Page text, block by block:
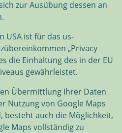
zur Ausübung dessen an
USA ist für das us-
„Privacy
die Einhaltung des in der EU
gewährleistet.
Übermittlung Ihrer Daten
Nutzung von Google Maps
besteht auch die Möglichkeit,
Maps vollständig zu